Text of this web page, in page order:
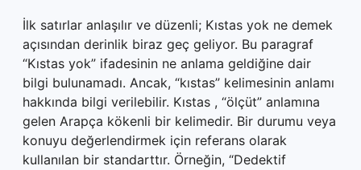
İlk satırlar anlaşılır ve düzenli; Kıstas yok ne demek
açısından derinlik biraz geç geliyor. Bu paragraf
“Kıstas yok” ifadesinin ne anlama geldiğine dair
bilgi bulunamadı. Ancak, “kıstas” kelimesinin anlamı
hakkında bilgi verilebilir. Kıstas , “ölçüt” anlamına
gelen Arapça kökenli bir kelimedir. Bir durumu veya
konuyu değerlendirmek için referans olarak
kullanılan bir standarttır. Örneğin, “Dedektif